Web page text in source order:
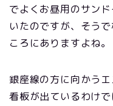
でよくお昼用のサン
いたのですが、そう
ころにありますよね。
銀座線の方に向かう
看板が出ているわけ